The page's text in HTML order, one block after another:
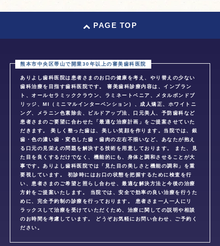
PAGE TOP
ありよし歯科医院は患者さまのお口の健康を考え、やり替えの少ない
歯科治療を目指す歯科医院です。 審美歯科診療内容は、インプラン
ト、オールセラミッククラウン、ラミネートベニア、メタルボンドブ
リッジ、MI（ミニマルインターベンション）、成人矯正、ホワイトニ
ング、メラニン色素除去、ビルドアップ法、口元美人、予防歯科など
患者さまのご要望に合わせた「最適な治療計画」をご提案させていた
だきます。 美しく整った歯は、美しい笑顔を作ります。当院では、銀
歯・色の濃い歯・変色した歯・歯肉の左右不揃いなど、あなたが抱え
る口元の見栄えの問題を解決する技術を用意しております。 また、見
た目を良くするだけでなく、機能的にも、身体と調和させることが大
事です。ありよし歯科医院では「見た目の美しさと機能の調和」を重
要視しています。 初診時にはお口の状態を把握するために検査を行
い、患者さまのご希望と照らし合わせ、最適な解決方法と今後の治療
方針をご提案いたします。 当院では、安全で効率の良い治療を行うた
めに、完全予約制の診療を行っております。 患者さま一人一人にリ
ラックスして治療を受けていただくため、治療に関しての説明や相談
のお時間を考慮しています。 どうぞお気軽にお問い合わせ、ご予約く
ださい。